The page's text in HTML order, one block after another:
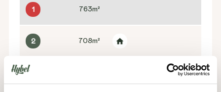
1 763m²
2 708m²